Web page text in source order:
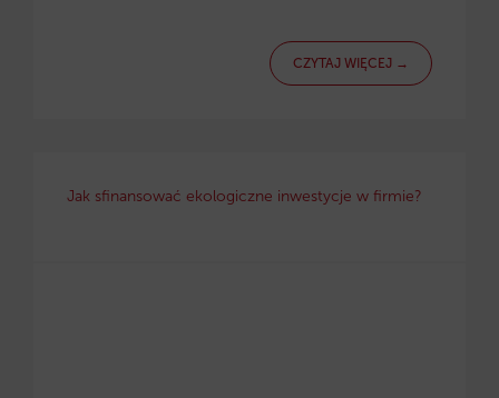
CZYTAJ WIĘCEJ →
Jak sfinansować ekologiczne inwestycje w firmie?